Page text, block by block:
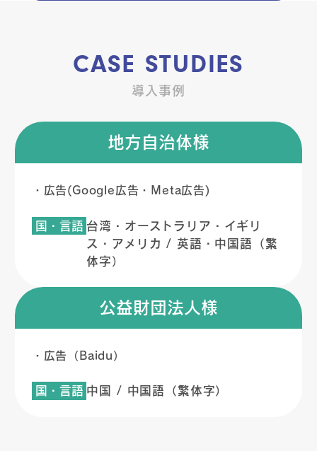
CASE STUDIES
導入事例
地方自治体様
・広告(Google広告・Meta広告)
国・言語 台湾・オーストラリア・イギリ
ス・アメリカ / 英語・中国語（繁
体字）
公益財団法人様
・広告（Baidu）
国・言語 中国 / 中国語（繁体字）